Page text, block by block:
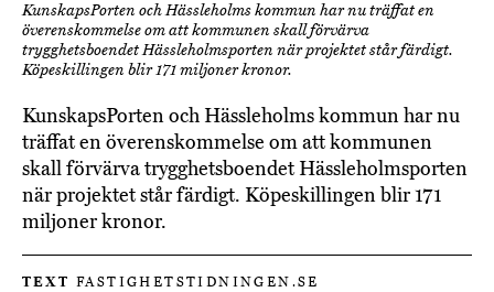
KunskapsPorten och Hässleholms kommun har nu träffat en
överenskommelse om att kommunen skall förvärva
trygghetsboendet Hässleholmsporten när projektet står färdigt.
Köpeskillingen blir 171 miljoner kronor.
KunskapsPorten och Hässleholms kommun har nu
träffat en överenskommelse om att kommunen
skall förvärva trygghetsboendet Hässleholmsporten
när projektet står färdigt. Köpeskillingen blir 171
miljoner kronor.
TEXT FASTIGHETSTIDNINGEN.SE